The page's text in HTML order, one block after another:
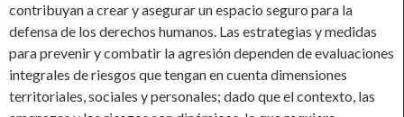
contribuyan a crear y asegurar un espacio seguro para la
defensa de los derechos humanos. Las estrategias y medidas
para prevenir y combatir la agresión dependen de evaluaciones
integrales de riesgos que tengan en cuenta dimensiones
territoriales, sociales y personales; dado que el contexto, las